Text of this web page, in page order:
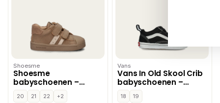
Shoesme
Shoesme
babyschoenen –
Taupe
20 21 22 +2
Vans
Vans In Old Skool Crib
babyschoenen –
Zwart
18
19